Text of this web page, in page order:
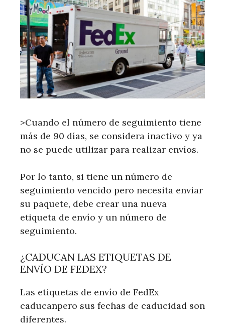
>Cuando el número de seguimiento tiene
más de 90 días, se considera inactivo y ya
no se puede utilizar para realizar envíos.
Por lo tanto, si tiene un número de
seguimiento vencido pero necesita enviar
su paquete, debe crear una nueva
etiqueta de envío y un número de
seguimiento.
¿CADUCAN LAS ETIQUETAS DE
ENVÍO DE FEDEX?
Las etiquetas de envío de FedEx
caducanpero sus fechas de caducidad son
diferentes.